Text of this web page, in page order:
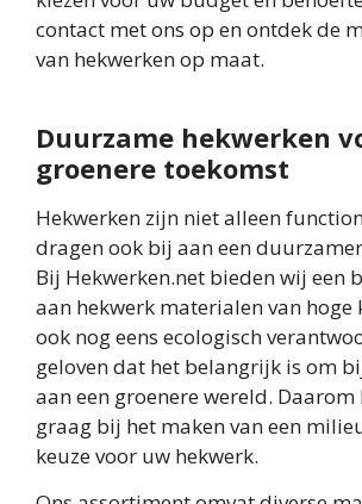
contact met ons op en ontdek de
van hekwerken op maat.
Duurzame hekwerken
groenere toekomst
Hekwerken zijn niet alleen
dragen ook bij aan een
Bij Hekwerken.net bieden wij een
aan hekwerk materialen van
ook nog eens ecologisch
geloven dat het belangrijk is om
aan een groenere wereld.
graag bij het maken van een
keuze voor uw hekwerk.